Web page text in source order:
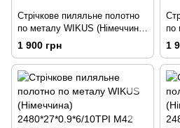
Стрічкове пиляльне полотно
по металу WIKUS (Німеччина)
2480*27*0.9*4/6TPI M42
ECOFLEX
1 900 грн
по
1